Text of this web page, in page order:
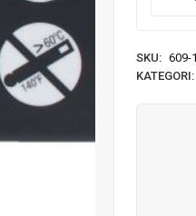
SKU: 609-
KATEGORI: